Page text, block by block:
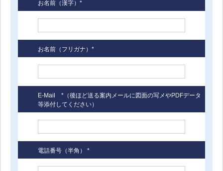
お名前（漢字）*
お名前（フリガナ）*
E-Mail *（後ほど送る案内メールに図面の写メやPDFデータ
等添付してください）
電話番号（半角） *